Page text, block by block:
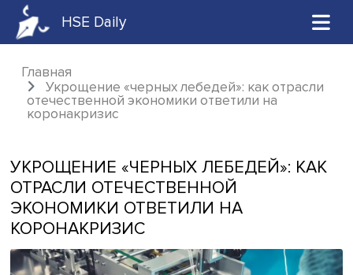
HSE Daily
Главная
Укрощение «черных лебедей»: как
отечественной экономики ответили на
УКРОЩЕНИЕ «ЧЕРНЫХ ЛЕБЕДЕЙ»:
ОТРАСЛИ ОТЕЧЕСТВЕННОЙ
ЭКОНОМИКИ ОТВЕТИЛИ НА
КОРОНАКРИЗИС